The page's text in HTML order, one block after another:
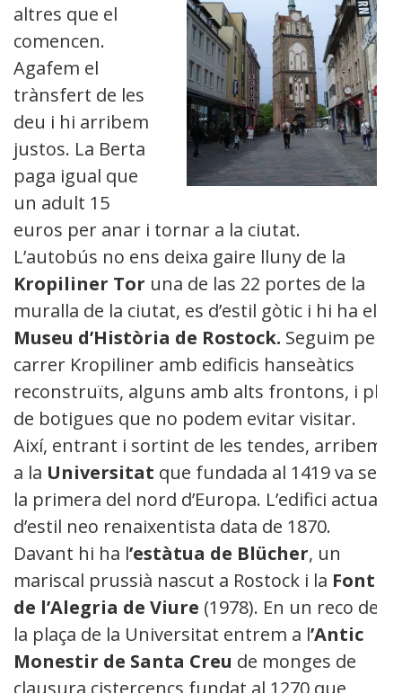
altres que el
comencen.
Agafem el
trànsfert de les
deu i hi arribem
justos. La Berta
paga igual que
un adult 15
euros per anar i tornar a la ciutat.
L’autobús no ens deixa gaire lluny de la
Kropiliner Tor una de las 22 portes de la
muralla de la ciutat, es d’estil gòtic i hi ha el
Museu d’Història de Rostock. Seguim pel
carrer Kropiliner amb edificis hanseàtics
reconstruïts, alguns amb alts frontons, i ple
de botigues que no podem evitar visitar.
Així, entrant i sortint de les tendes, arribem
a la Universitat que fundada al 1419 va ser
la primera del nord d’Europa. L’edifici actual
d’estil neo renaixentista data de 1870.
Davant hi ha l’estàtua de Blücher, un
mariscal prussià nascut a Rostock i la Font
de l’Alegria de Viure (1978). En un reco de
la plaça de la Universitat entrem a l’Antic
Monestir de Santa Creu de monges de
clausura cistercencs fundat al 1270 que